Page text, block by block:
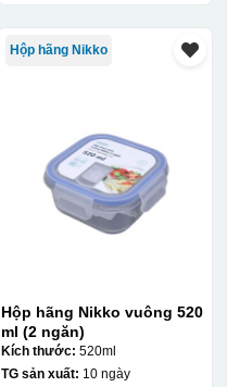
Hộp hãng Nikko
Hộp hãng Nikko vuông 520
ml (2 ngăn)
Kích thước: 520ml
TG sản xuất: 10 ngày